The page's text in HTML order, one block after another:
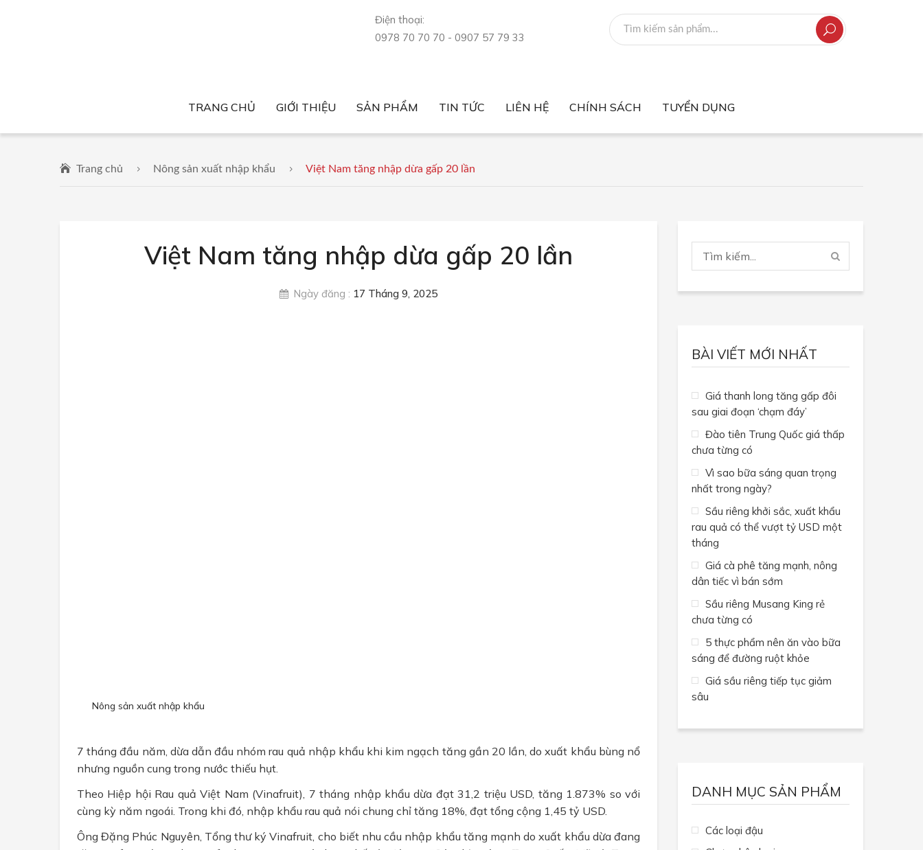
Điện thoại:
0978 70 70 70 - 0907 57 79 33
TRANG CHỦ GIỚI THIỆU SẢN PHẨM TIN TỨC LIÊN HỆ CHÍNH SÁCH TUYỂN DỤNG
Trang chủ Nông sản xuất nhập khẩu Việt Nam tăng nhập dừa gấp 20 lần
Việt Nam tăng nhập dừa gấp 20 lần
Ngày đăng : 17 Tháng 9, 2025
Nông sản xuất nhập khẩu
7 tháng đầu năm, dừa dẫn đầu nhóm rau quả nhập khẩu khi kim ngạch tăng gần 20 lần, do xuất khẩu bùng nổ
nhưng nguồn cung trong nước thiếu hụt.
Theo Hiệp hội Rau quả Việt Nam (Vinafruit), 7 tháng nhập khẩu dừa đạt 31,2 triệu USD, tăng 1.873% so với
cùng kỳ năm ngoái. Trong khi đó, nhập khẩu rau quả nói chung chỉ tăng 18%, đạt tổng cộng 1,45 tỷ USD.
Ông Đặng Phúc Nguyên, Tổng thư ký Vinafruit, cho biết nhu cầu nhập khẩu tăng mạnh do xuất khẩu dừa đang
BÀI VIẾT MỚI NHẤT
Giá thanh long tăng gấp đôi
sau giai đoạn ‘chạm đáy’
Đào tiên Trung Quốc giá thấp
chưa từng có
Vì sao bữa sáng quan trọng
nhất trong ngày?
Sầu riêng khởi sắc, xuất khẩu
rau quả có thể vượt tỷ USD một
tháng
Giá cà phê tăng mạnh, nông
dân tiếc vì bán sớm
Sầu riêng Musang King rẻ
chưa từng có
5 thực phẩm nên ăn vào bữa
sáng để đường ruột khỏe
Giá sầu riêng tiếp tục giảm
sâu
DANH MỤC SẢN PHẨM
Các loại đậu